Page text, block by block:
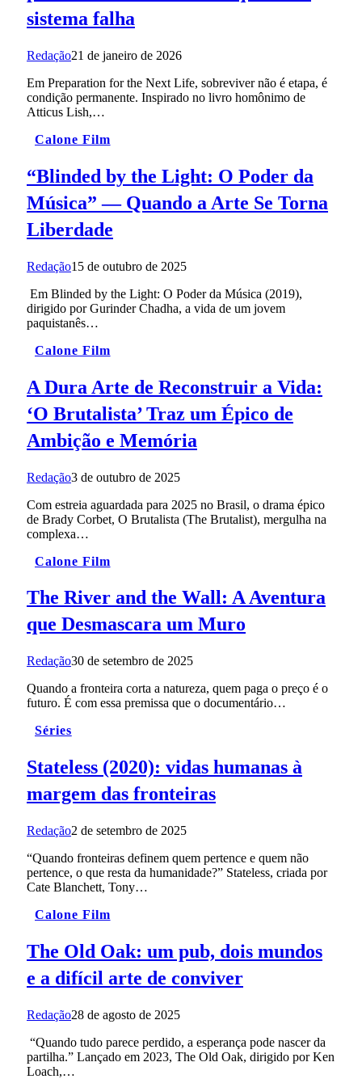
sistema falha
Redação21 de janeiro de 2026
Em Preparation for the Next Life, sobreviver não é etapa, é
condição permanente. Inspirado no livro homônimo de
Atticus Lish,…
Calone Film
“Blinded by the Light: O Poder da
Música” — Quando a Arte Se Torna
Liberdade
Redação15 de outubro de 2025
Em Blinded by the Light: O Poder da Música (2019),
dirigido por Gurinder Chadha, a vida de um jovem
paquistanês…
Calone Film
A Dura Arte de Reconstruir a Vida:
‘O Brutalista’ Traz um Épico de
Ambição e Memória
Redação3 de outubro de 2025
Com estreia aguardada para 2025 no Brasil, o drama épico
de Brady Corbet, O Brutalista (The Brutalist), mergulha na
complexa…
Calone Film
The River and the Wall: A Aventura
que Desmascara um Muro
Redação30 de setembro de 2025
Quando a fronteira corta a natureza, quem paga o preço é o
futuro. É com essa premissa que o documentário…
Séries
Stateless (2020): vidas humanas à
margem das fronteiras
Redação2 de setembro de 2025
“Quando fronteiras definem quem pertence e quem não
pertence, o que resta da humanidade?” Stateless, criada por
Cate Blanchett, Tony…
Calone Film
The Old Oak: um pub, dois mundos
e a difícil arte de conviver
Redação28 de agosto de 2025
“Quando tudo parece perdido, a esperança pode nascer da
partilha.” Lançado em 2023, The Old Oak, dirigido por Ken
Loach,…